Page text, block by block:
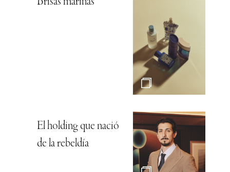
El holding que nació
de la rebeldía